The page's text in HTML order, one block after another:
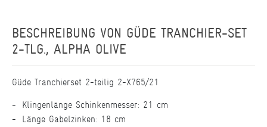
BESCHREIBUNG VON GÜDE TRANCHIER-SET
2-TLG., ALPHA OLIVE
Güde Tranchierset 2-teilig 2-X765/21
Klingenlänge Schinkenmesser: 21 cm
Länge Gabelzinken: 18 cm